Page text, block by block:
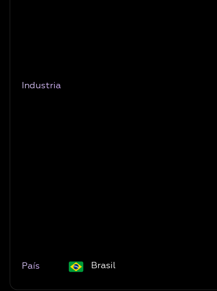
Industria
País Brasil